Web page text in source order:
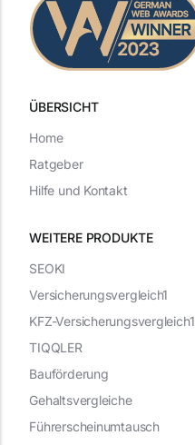
ÜBERSICHT
WEITERE PRODUKTE
SEOKI
Versicherungsvergleich1
KFZ-Versicherungsvergleich1
TIQQLER
Bauförderung
Gehaltsvergleiche
Führerscheinumtausch
Home
Ratgeber
Hilfe und Kontakt